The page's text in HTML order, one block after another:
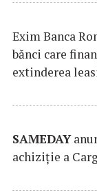
Exim Banca
bănci care
extinderea
SAMEDAY
achiziție a